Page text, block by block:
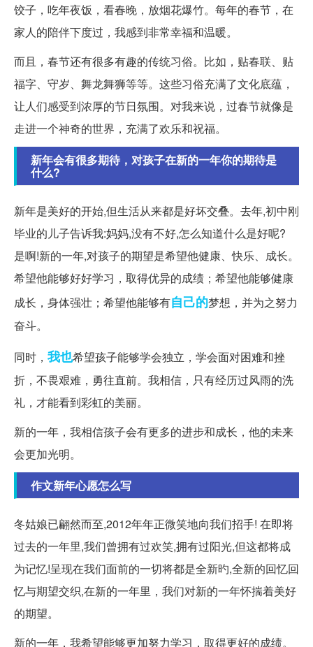
饺子，吃年夜饭，看春晚，放烟花爆竹。每年的春节，在
家人的陪伴下度过，我感到非常幸福和温暖。
而且，春节还有很多有趣的传统习俗。比如，贴春联、贴
福字、守岁、舞龙舞狮等等。这些习俗充满了文化底蕴，
让人们感受到浓厚的节日氛围。对我来说，过春节就像是
走进一个神奇的世界，充满了欢乐和祝福。
新年会有很多期待，对孩子在新的一年你的期待是
什么?
新年是美好的开始,但生活从来都是好坏交叠。去年,初中刚
毕业的儿子告诉我:妈妈,没有不好,怎么知道什么是好呢?
是啊!新的一年,对孩子的期望是希望他健康、快乐、成长。
希望他能够好好学习，取得优异的成绩；希望他能够健康
成长，身体强壮；希望他能够有自己的梦想，并为之努力
奋斗。
同时， 我也希望孩子能够学会独立，学会面对困难和挫
折，不畏艰难，勇往直前。我相信，只有经历过风雨的洗
礼，才能看到彩虹的美丽。
新的一年，我相信孩子会有更多的进步和成长，他的未来
会更加光明。
作文新年心愿怎么写
冬姑娘已翩然而至,2012年年正微笑地向我们招手! 在即将
过去的一年里,我们曾拥有过欢笑,拥有过阳光,但这都将成
为记忆!呈现在我们面前的一切将都是全新旳,全新的回忆回
忆与期望交织,在新的一年里，我们对新的一年怀揣着美好
的期望。
新的一年，我希望能够更加努力学习，取得更好的成绩。